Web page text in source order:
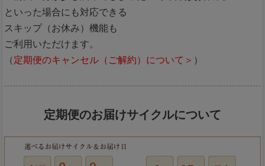
といった場合にも対応できる
スキップ（お休み）機能も
ご利用いただけます。
（定期便のキャンセル（ご解約）について＞ ）
定期便のお届けサイクルについて